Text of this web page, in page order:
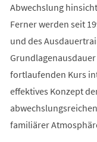
Abwechslung
Ferner werden seit
und des
fortlaufenden Kurs
effektives Konzept
familiärer